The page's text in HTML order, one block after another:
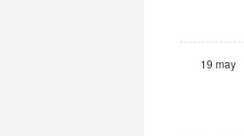
19 may